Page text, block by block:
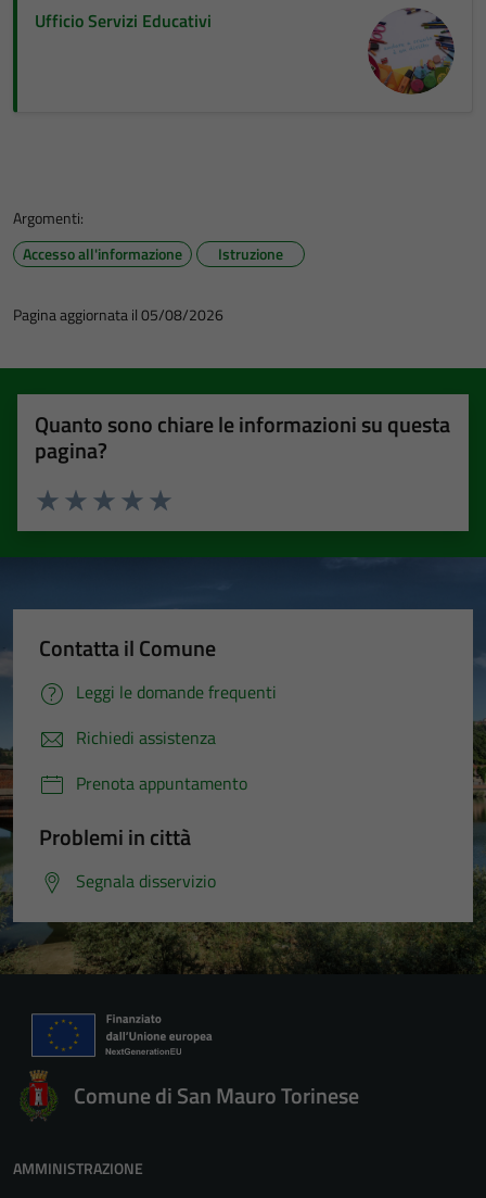
Ufficio Servizi Educativi
Argomenti:
Accesso all'informazione
Istruzione
Pagina aggiornata il 05/08/2026
Quanto sono chiare le informazioni su questa
pagina?
Valuta 5 stelle su 5
Valuta 4 stelle su 5
Valuta 3 stelle su 5
Valuta 2 stelle su 5
Valuta 1 stelle su 5
Contatta il Comune
Leggi le domande frequenti
Richiedi assistenza
Prenota appuntamento
Problemi in città
Segnala disservizio
Comune di San Mauro Torinese
AMMINISTRAZIONE